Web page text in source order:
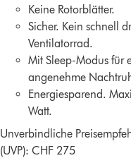
Keine Rotorblätter.
Sicher. Kein schnell
Ventilatorrad.
Mit Sleep-Modus für
angenehme
Energiesparend.
Watt.
Unverbindliche
(UVP): CHF 275